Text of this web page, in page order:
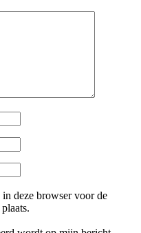
deze browser voor de